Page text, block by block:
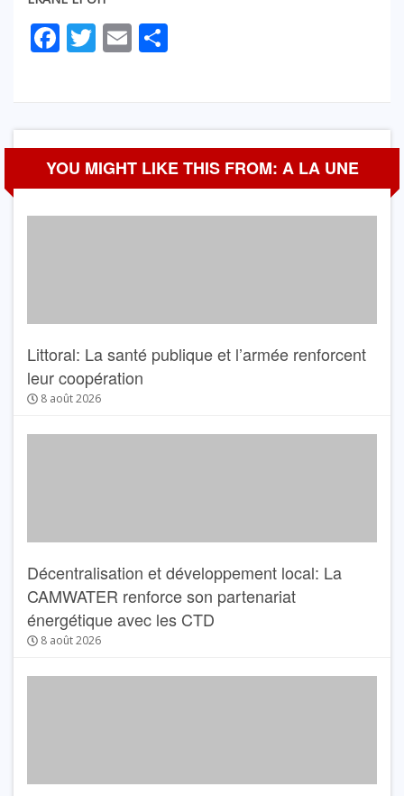
Facebook
Twitter
Email
YOU MIGHT LIKE THIS FROM: A LA UNE
Littoral: La santé publique et l’armée renforcent
leur coopération
8 août 2026
Décentralisation et développement local: La
CAMWATER renforce son partenariat
énergétique avec les CTD
8 août 2026